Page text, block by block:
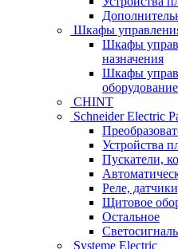
Шкафы
Шкафы
назначения
Шкафы
CHINT
Schneider Electric
Устройства
Пускатели,
Реле,
Щитовое
Остальное
Systeme Electric